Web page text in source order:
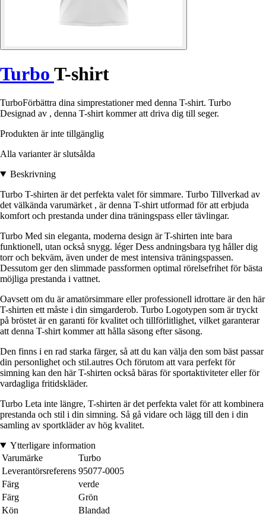
Turbo T-shirt
TurboFörbättra dina simprestationer med denna T-shirt. Turbo
Designad av , denna T-shirt kommer att driva dig till seger.
Produkten är inte tillgänglig
Alla varianter är slutsålda
Beskrivning
Turbo T-shirten är det perfekta valet för simmare. Turbo Tillverkad av
det välkända varumärket , är denna T-shirt utformad för att erbjuda
komfort och prestanda under dina träningspass eller tävlingar.
Turbo Med sin eleganta, moderna design är T-shirten inte bara
funktionell, utan också snygg. léger Dess andningsbara tyg håller dig
torr och bekväm, även under de mest intensiva träningspassen.
Dessutom ger den slimmade passformen optimal rörelsefrihet för bästa
möjliga prestanda i vattnet.
Oavsett om du är amatörsimmare eller professionell idrottare är den här
T-shirten ett måste i din simgarderob. Turbo Logotypen som är tryckt
på bröstet är en garanti för kvalitet och tillförlitlighet, vilket garanterar
att denna T-shirt kommer att hålla säsong efter säsong.
Den finns i en rad starka färger, så att du kan välja den som bäst passar
din personlighet och stil.autres Och förutom att vara perfekt för
simning kan den här T-shirten också bäras för sportaktiviteter eller för
vardagliga fritidskläder.
Turbo Leta inte längre, T-shirten är det perfekta valet för att kombinera
prestanda och stil i din simning. Så gå vidare och lägg till den i din
samling av sportkläder av hög kvalitet.
Ytterligare information
Varumärke
Turbo
Leverantörsreferens 95077-0005
Färg
verde
Färg
Grön
Kön
Blandad